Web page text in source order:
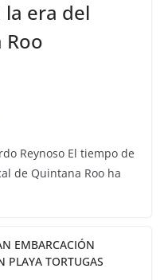
era del
Roo
Reynoso El tiempo de
de Quintana Roo ha
EMBARCACIÓN
PLAYA TORTUGAS